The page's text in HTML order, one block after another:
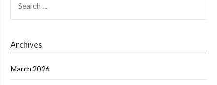
FOR:
Archives
March 2026